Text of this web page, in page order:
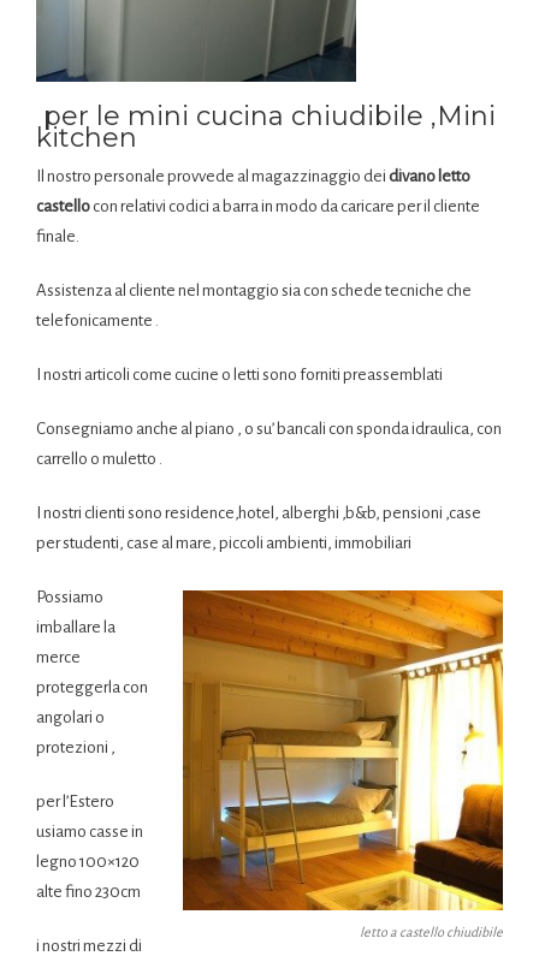
per le mini cucina chiudibile ,Mini
kitchen
Il nostro personale provvede al magazzinaggio dei divano letto
castello con relativi codici a barra in modo da caricare per il cliente
finale.
Assistenza al cliente nel montaggio sia con schede tecniche che
telefonicamente .
I nostri articoli come cucine o letti sono forniti preassemblati
Consegniamo anche al piano , o su’ bancali con sponda idraulica, con
carrello o muletto .
I nostri clienti sono residence,hotel, alberghi ,b&b, pensioni ,case
per studenti, case al mare, piccoli ambienti, immobiliari
letto a castello chiudibile
Possiamo
imballare la
merce
proteggerla con
angolari o
protezioni ,
per l’Estero
usiamo casse in
legno 100×120
alte fino 230cm
i nostri mezzi di